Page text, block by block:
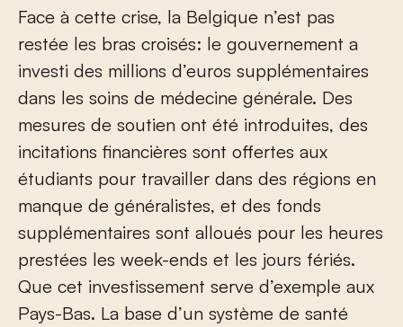
Face à cette crise, la Belgique n’est pas
restée les bras croisés: le gouvernement a
investi des millions d’euros supplémentaires
dans les soins de médecine générale. Des
mesures de soutien ont été introduites, des
incitations financières sont offertes aux
étudiants pour travailler dans des régions en
manque de généralistes, et des fonds
supplémentaires sont alloués pour les heures
prestées les week-ends et les jours fériés.
Que cet investissement serve d’exemple aux
Pays-Bas. La base d’un système de santé